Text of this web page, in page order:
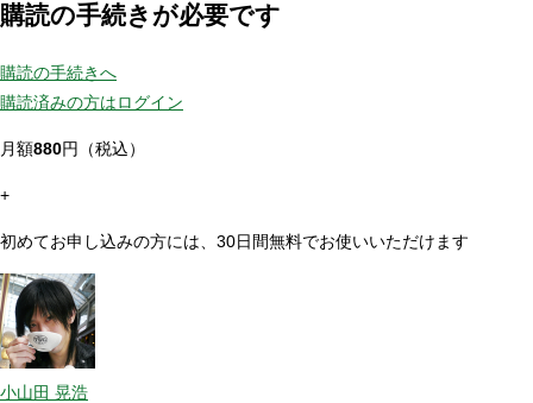
購読の手続きが必要です
購読の手続きへ
購読済みの方はログイン
月額880円（税込）
+
初めてお申し込みの方には、30日間無料でお使いいただけます
小山田 晃浩